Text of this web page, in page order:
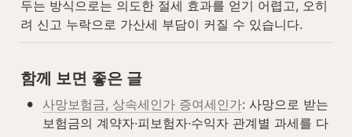
두는 방식으로는 의도한 절세 효과를 얻기 어렵고, 오히
려 신고 누락으로 가산세 부담이 커질 수 있습니다.
함께 보면 좋은 글
• 사망보험금, 상속세인가 증여세인가: 사망으로 받는
보험금의 계약자·피보험자·수익자 관계별 과세를 다